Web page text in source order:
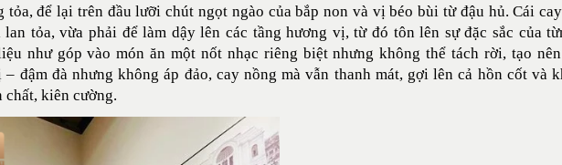
tỏa, để lại trên đầu lưỡi chút ngọt ngào của bắp non và vị béo bùi từ đậu hủ. Cái
lan tỏa, vừa phải để làm dậy lên các tầng hương vị, từ đó tôn lên sự đặc sắc của
như góp vào món ăn một nốt nhạc riêng biệt nhưng không thể tách rời, tạo
– đậm đà nhưng không áp đảo, cay nồng mà vẫn thanh mát, gợi lên cả hồn cốt và
chất, kiên cường.